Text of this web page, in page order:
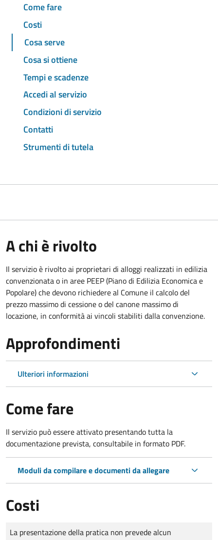
Come fare
Costi
Cosa serve
Cosa si ottiene
Tempi e scadenze
Accedi al servizio
Condizioni di servizio
Contatti
Strumenti di tutela
A chi è rivolto
Il servizio è rivolto ai proprietari di alloggi realizzati in edilizia
convenzionata o in aree PEEP (Piano di Edilizia Economica e
Popolare) che devono richiedere al Comune il calcolo del
prezzo massimo di cessione o del canone massimo di
locazione, in conformità ai vincoli stabiliti dalla convenzione.
Approfondimenti
Ulteriori informazioni
Come fare
Il servizio può essere attivato presentando tutta la
documentazione prevista, consultabile in formato PDF.
Moduli da compilare e documenti da allegare
Costi
Tipo di pagamento
Importo
La presentazione della pratica non prevede alcun